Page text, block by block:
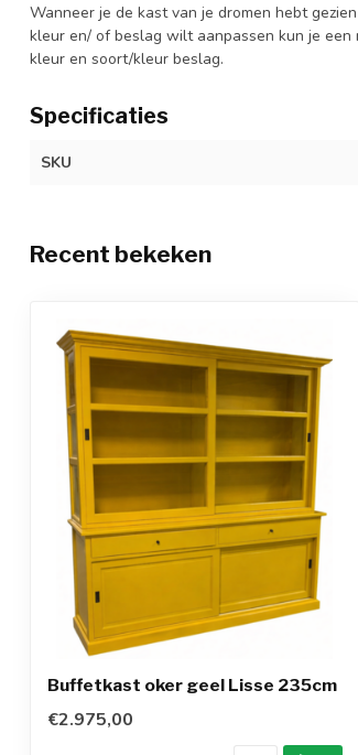
Wanneer je de kast van je dromen hebt
kleur en/ of beslag wilt aanpassen kun je een
kleur en soort/kleur beslag.
Specificaties
SKU
Recent bekeken
Buffetkast oker geel Lisse 235cm
€2.975,00